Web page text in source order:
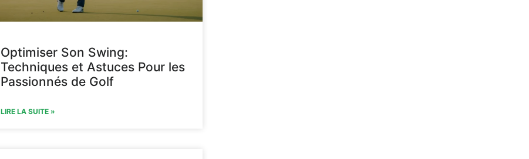
Optimiser Son Swing:
Techniques et Astuces Pour les
Passionnés de Golf
LIRE LA SUITE »